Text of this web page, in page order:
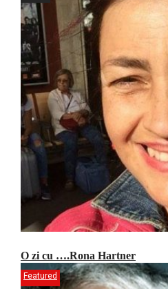
O zi cu ….Rona Hartner
Featured